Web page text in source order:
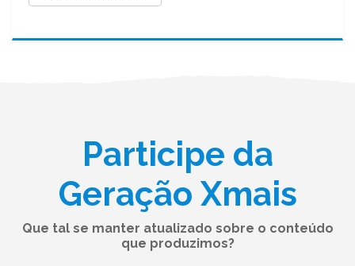
Participe da
Geração Xmais
Que tal se manter atualizado sobre o conteúdo
que produzimos?